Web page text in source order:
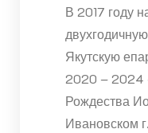
В 2017 году
Якутскую
2020 – 2024
Рождества
Ивановском